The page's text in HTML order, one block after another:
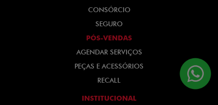
CONSÓRCIO
SEGURO
PÓS-VENDAS
AGENDAR SERVIÇOS
PEÇAS E ACESSÓRIOS
RECALL
INSTITUCIONAL